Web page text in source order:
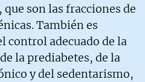
son las fracciones de
También es
control adecuado de la
la prediabetes, de la
y del sedentarismo,